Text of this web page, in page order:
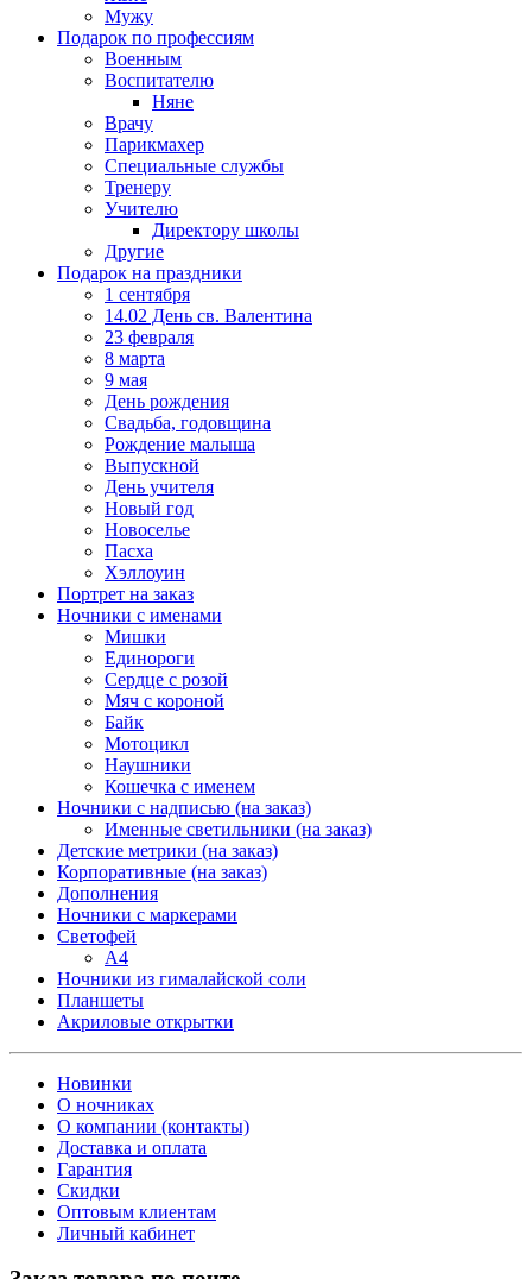
Мужу
Подарок по профессиям
Военным
Воспитателю
Няне
Врачу
Парикмахер
Специальные службы
Тренеру
Учителю
Директору школы
Другие
Подарок на праздники
1 сентября
14.02 День св. Валентина
23 февраля
8 марта
9 мая
День рождения
Свадьба, годовщина
Рождение малыша
Выпускной
День учителя
Новый год
Новоселье
Пасха
Хэллоуин
Портрет на заказ
Ночники с именами
Мишки
Единороги
Сердце с розой
Мяч с короной
Байк
Мотоцикл
Наушники
Кошечка с именем
Ночники с надписью (на заказ)
Именные светильники (на заказ)
Детские метрики (на заказ)
Корпоративные (на заказ)
Дополнения
Ночники с маркерами
Светофей
А4
Ночники из гималайской соли
Планшеты
Акриловые открытки
Новинки
О ночниках
О компании (контакты)
Доставка и оплата
Гарантия
Скидки
Оптовым клиентам
Личный кабинет